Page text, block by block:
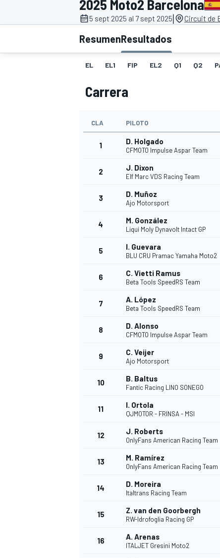
FÓRMULA E MOTO
2025 Moto2 Barcelona
5 sept 2025 al 7 sept 2025| Circuit de
ResumenResultados
EL EL1 FIP EL2 Q1 Q2
Carrera
CLA PILOTO
1 D. Holgado
CFMOTO Impulse Aspar Team
2 J. Dixon
Elf Marc VDS Racing Team
3 D. Muñoz
Ajo Motorsport
4 M. González
Liqui Moly Dynavolt Intact GP
5 I. Guevara
BLU CRU Pramac Yamaha Moto2
6 C. Vietti Ramus
Beta Tools SpeedRS Team
7 A. López
Beta Tools SpeedRS Team
8 D. Alonso
CFMOTO Impulse Aspar Team
9 C. Veijer
Ajo Motorsport
10 B. Baltus
Fantic Racing LINO SONEGO
11 I. Ortola
QJMOTOR - FRINSA - MSI
12 J. Roberts
OnlyFans American Racing Team
13 M. Ramírez
OnlyFans American Racing Team
14 D. Moreira
Italtrans Racing Team
15 Z. van den Goorbergh
RW-Idrofoglia Racing GP
16 A. Arenas
ITALJET Gresini Moto2